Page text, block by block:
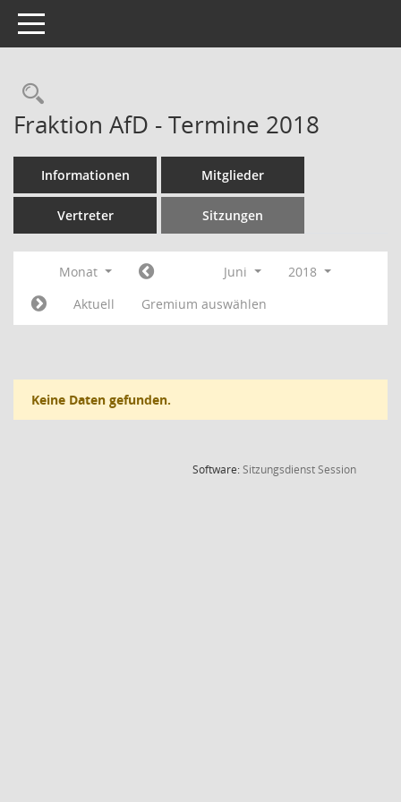
Toggle navigation
Rechercheauswahl
Fraktion AfD - Termine 2018
Informationen Mitglieder
Vertreter Sitzungen
Monat Juni
2018
Aktuell
Gremium auswählen
Keine Daten gefunden.
Software:SitzungsdienstSession(Wird in